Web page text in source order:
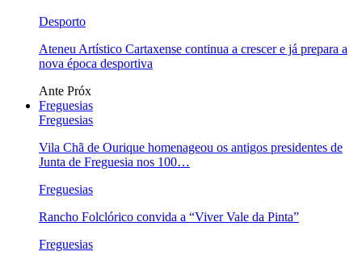
Desporto
Ateneu Artístico Cartaxense continua a crescer e já prepara a
nova época desportiva
Ante Próx
Freguesias
Freguesias
Vila Chã de Ourique homenageou os antigos presidentes de
Junta de Freguesia nos 100…
Freguesias
Rancho Folclórico convida a “Viver Vale da Pinta”
Freguesias